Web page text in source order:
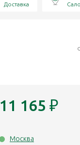
Доставка
11 165 ₽
Москва